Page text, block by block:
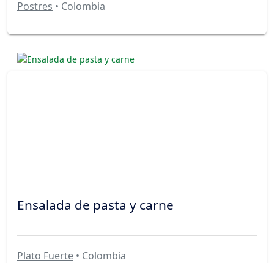
Postres • Colombia
Ensalada de pasta y carne
Plato Fuerte • Colombia